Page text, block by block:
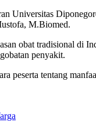
Universitas
M.Biomed.
obat tradisional di
penyakit.
peserta tentang